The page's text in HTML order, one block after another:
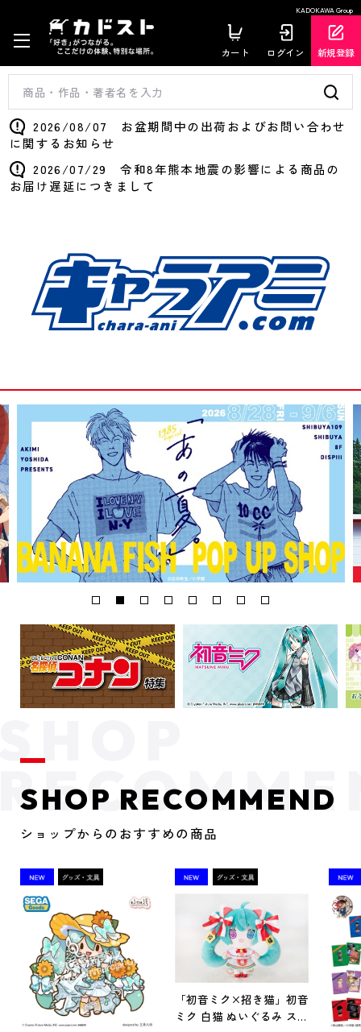
KADOKAWA Group
カート ログイン 新規登録
2026/08/07 お盆期間中の出荷およびお問い合わせ
に関するお知らせ
2026/07/29 令和8年熊本地震の影響による商品の
お届け遅延につきまして
SHOP RECOMMEND
ショップからのおすすめの商品
「初音ミク×招き猫」初音
ミク 白猫 ぬいぐるみ スタ